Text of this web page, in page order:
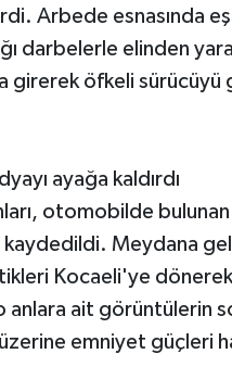
Arbede esnasında
darbelerle elinden
girerek öfkeli sürücüyü
ayağa kaldırdı
otomobilde bulunan
Meydana
Kocaeli'ye
anlara ait görüntülerin
üzerine emniyet güçleri